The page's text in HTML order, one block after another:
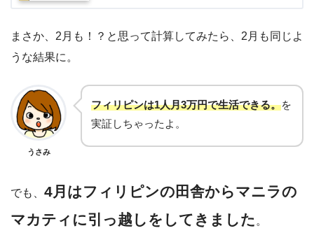
まさか、2月も！？と思って計算してみたら、2月も同じよ
うな結果に。
うさみ
フィリピンは1人月3万円で生活できる。を
実証しちゃったよ。
でも、 4月はフィリピンの田舎からマニラの
マカティに引っ越しをしてきました 。